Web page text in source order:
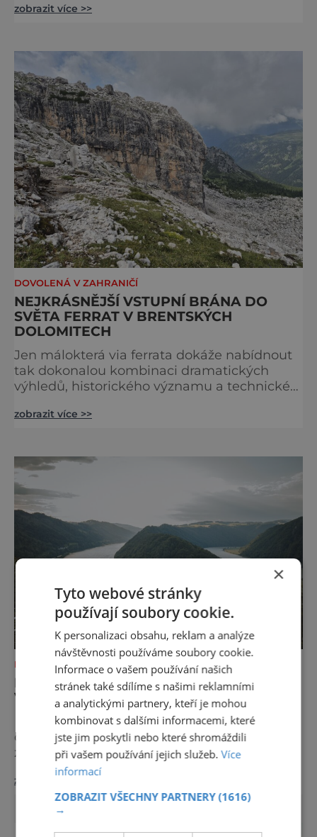
věžemi, horskými jezery a nekonečnými
dovolenou právě sem. Madonna di
Campiglio uhrane každé ráno, kdy první
paprsky kreslí na vrcholcích Brenty
zobrazit více >>
DOVOLENÁ V ZAHRANIČÍ
NEJKRÁSNĚJŠÍ VSTUPNÍ BRÁNA DO
SVĚTA FERRAT V BRENTSKÝCH
DOLOMITECH
Jen málokterá via ferrata dokáže nabídnout
tak dokonalou kombinaci dramatických
výhledů, historického významu a technické
Brentských Dolomit představuje vstupní
považován za jednu z nejkrásnějších
vysokohorských tras na světě. Přestože
samotná ferrata nepatří mezi techn
zobrazit více >>
DOVOLENÁ V ZAHRANIČÍ
DUNAJSKÁ CYKLOSTEZKA: MATKA
VŠECH CYKLOSTEZEK
Hornorakouský region Donau představuje
dovolenou, která zpomaluje tempo a
zanechává trvalý dojem. Mezi řekami,
zvlněnou krajinou a mírnými rovinami se zde
propojují pohyb, příroda, gastronomie a
kultura v zážitky, které mají skutečnou
hodnotu. Nejde tu o to být stále výš, rychleji
a dál, ale o výjimečné okamžiky – při
zobrazit více >>
×
Tyto webové stránky
používají soubory cookie.
K personalizaci obsahu, reklam a analýze
návštěvnosti používáme soubory cookie.
Informace o vašem používání našich
stránek také sdílíme s našimi reklamními
a analytickými partnery, kteří je mohou
kombinovat s dalšími informacemi, které
jste jim poskytli nebo které shromáždili
při vašem používání jejich služeb.Více
informací
ZOBRAZIT VŠECHNY PARTNERY(1616)
→